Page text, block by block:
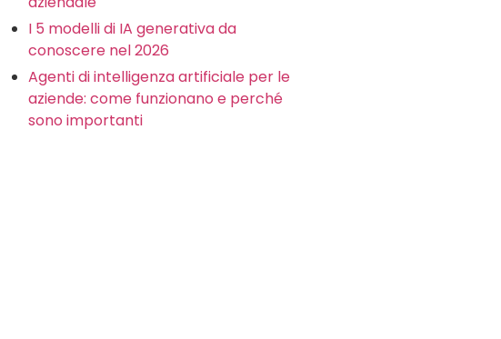
I 5 modelli di IA generativa da
conoscere nel 2026
Agenti di intelligenza artificiale per le
aziende: come funzionano e perché
sono importanti